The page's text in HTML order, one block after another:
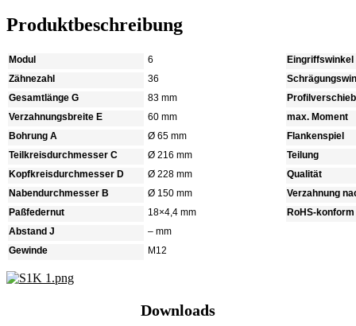
Produktbeschreibung
Modul
6
Zähnezahl
36
Gesamtlänge G
83 mm
Verzahnungsbreite E
60 mm
Bohrung A
Ø 65 mm
Teilkreisdurchmesser C
Ø 216 mm
Kopfkreisdurchmesser D
Ø 228 mm
Nabendurchmesser B
Ø 150 mm
Paßfedernut
18×4,4 mm
Abstand J
– mm
Gewinde
M12
Eingriffswinkel
max. Moment
Flankenspiel
Teilung
Qualität
Verzahnung
RoHS-konform
Downloads